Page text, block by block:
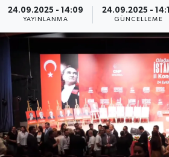
24.09.2025 - 14:09
YAYINLANMA
24.09.2025 -
GÜNCELLEME